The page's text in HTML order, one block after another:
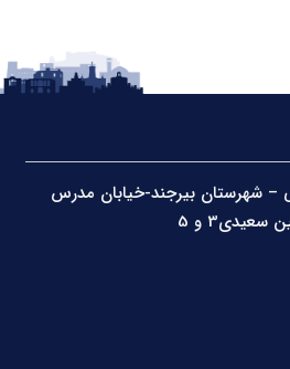
– شهرستان بیرجند-خیابان مدرس